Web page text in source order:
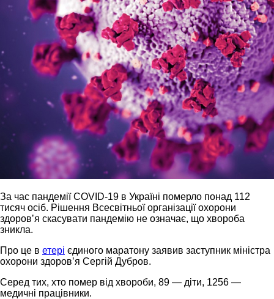
За час пандемії COVID-19 в Україні померло понад 112
тисяч осіб. Рішення Всесвітньої організації охорони
здоровʼя скасувати пандемію не означає, що хвороба
зникла.
Про це в етері єдиного маратону заявив заступник міністра
охорони здоровʼя Сергій Дубров.
Серед тих, хто помер від хвороби, 89 — діти, 1256 —
медичні працівники.